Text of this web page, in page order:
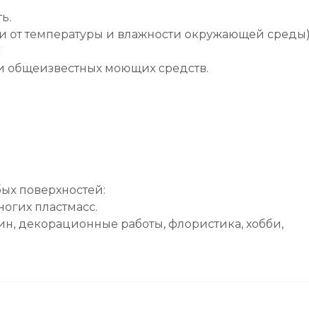
от температуры и влажности окружающей
общеизвестных моющих средств.
поверхностей:
пластмасс.
декорационные работы, флористика, хобби,